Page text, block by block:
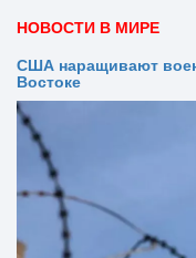
НОВОСТИ В МИРЕ
США наращивают
Востоке